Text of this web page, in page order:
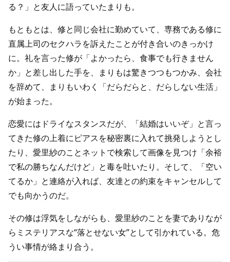
る？」と友人に語っていたまりも。
もともとは、修と同じ会社に勤めていて、専務である修に
直属上司のセクハラを訴えたことが付き合いのきっかけ
に。礼を言った修が「よかったら、食事でも行きません
か」と差し出した手を、まりもは驚きつつもつかみ、会社
を辞めて、まりもいわく「だらだらと、だらしない生活」
が始まった。
恋愛にはドライなスタンスだが、「結婚はいいぞ」と言っ
てきた修の上着にピアスを秘密裏に入れて挑発しようとし
たり、愛里紗のことネットで検索して画像を見つけ「余裕
で私の勝ちなんだけど」と毒を吐いたり。そして、「空い
てるか」と連絡が入れば、友達との約束をキャンセルして
でも向かうのだ。
その修は浮気をしながらも、愛里紗のことを妻でありなが
らミステリアスな“落とせない女”として引かれている。危
うい事情が絡まり合う。